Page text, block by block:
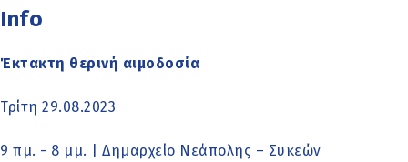
Info
Έκτακτη θερινή αιμοδοσία
Τρίτη 29.08.2023
9 πμ. - 8 μμ. | Δημαρχείο Νεάπολης – Συκεών